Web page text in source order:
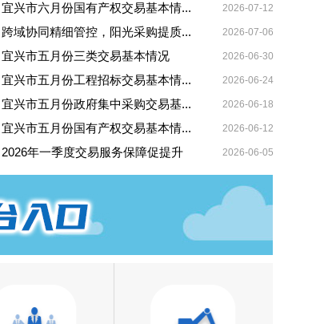
2026-07-12
宜兴市六月份国有产权交易基本情...
2026-07-06
跨域协同精细管控，阳光采购提质...
2026-06-30
宜兴市五月份三类交易基本情况
2026-06-24
宜兴市五月份工程招标交易基本情...
2026-06-18
宜兴市五月份政府集中采购交易基...
2026-06-12
宜兴市五月份国有产权交易基本情...
2026-06-05
2026年一季度交易服务保障促提升